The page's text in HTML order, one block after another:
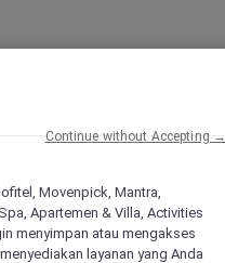
Movenpick, Mantra,
Apartemen & Villa, Activities
menyimpan atau mengakses
layanan yang Anda
Continue without Accepting →